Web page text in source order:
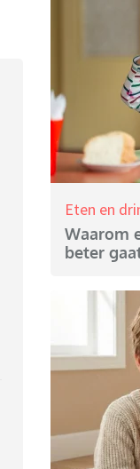
Eten en
Waarom
beter